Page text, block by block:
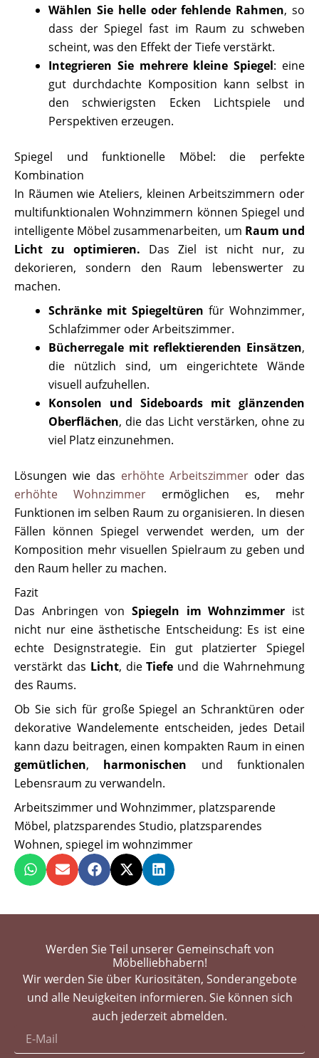
Wählen Sie helle oder fehlende Rahmen, so
dass der Spiegel fast im Raum zu schweben
scheint, was den Effekt der Tiefe verstärkt.
Integrieren Sie mehrere kleine Spiegel: eine
gut durchdachte Komposition kann selbst in
den schwierigsten Ecken Lichtspiele und
Perspektiven erzeugen.
Spiegel und funktionelle Möbel: die perfekte
Kombination
In Räumen wie Ateliers, kleinen Arbeitszimmern oder
multifunktionalen Wohnzimmern können Spiegel und
intelligente Möbel zusammenarbeiten, um Raum und
Licht zu optimieren. Das Ziel ist nicht nur, zu
dekorieren, sondern den Raum lebenswerter zu
machen.
Schränke mit Spiegeltüren für Wohnzimmer,
Schlafzimmer oder Arbeitszimmer.
Bücherregale mit reflektierenden Einsätzen,
die nützlich sind, um eingerichtete Wände
visuell aufzuhellen.
Konsolen und Sideboards mit glänzenden
Oberflächen, die das Licht verstärken, ohne zu
viel Platz einzunehmen.
Lösungen wie das erhöhte Arbeitszimmer oder das
erhöhte Wohnzimmer ermöglichen es, mehr
Funktionen im selben Raum zu organisieren. In diesen
Fällen können Spiegel verwendet werden, um der
Komposition mehr visuellen Spielraum zu geben und
den Raum heller zu machen.
Fazit
Das Anbringen von Spiegeln im Wohnzimmer ist
nicht nur eine ästhetische Entscheidung: Es ist eine
echte Designstrategie. Ein gut platzierter Spiegel
verstärkt das Licht, dieTiefe und die Wahrnehmung
des Raums.
Ob Sie sich für große Spiegel an Schranktüren oder
dekorative Wandelemente entscheiden, jedes Detail
kann dazu beitragen, einen kompakten Raum in einen
gemütlichen, harmonischen und funktionalen
Lebensraum zu verwandeln.
Arbeitszimmer und Wohnzimmer, platzsparende
Möbel, platzsparendes Studio, platzsparendes
Wohnen, spiegel im wohnzimmer
Werden Sie Teil unserer Gemeinschaft von
Möbelliebhabern!
Wir werden Sie über Kuriositäten, Sonderangebote
und alle Neuigkeiten informieren. Sie können sich
auch jederzeit abmelden.